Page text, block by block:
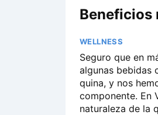
Beneficios
WELLNESS
Seguro que en
algunas bebidas
quina, y nos
componente. En
naturaleza de la